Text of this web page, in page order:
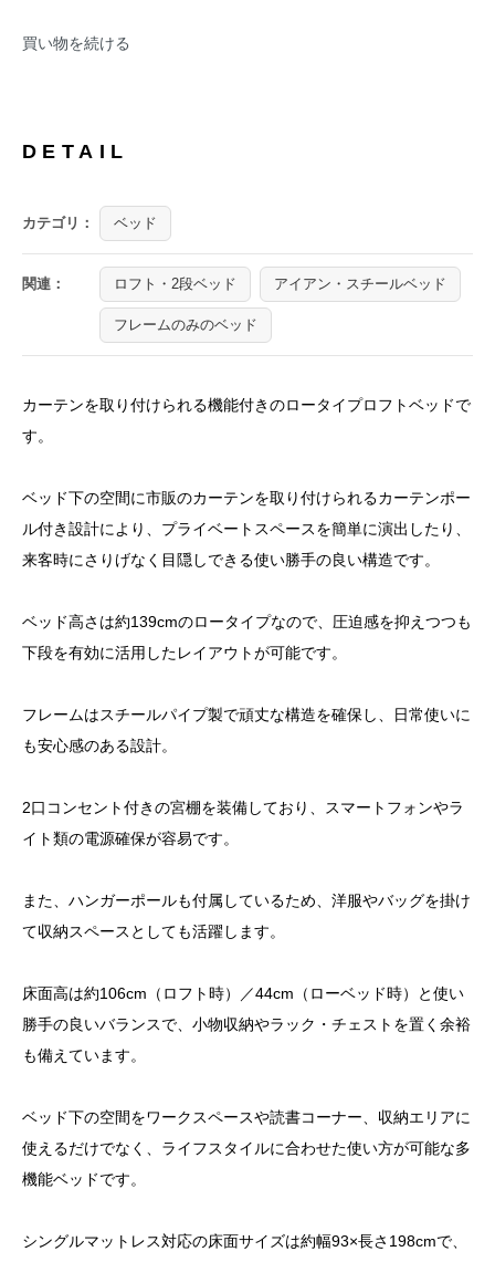
買い物を続ける
DETAIL
カテゴリ： ベッド
関連： ロフト・2段ベッド アイアン・スチールベッド
フレームのみのベッド
カーテンを取り付けられる機能付きのロータイプロフトベッドで
す。
ベッド下の空間に市販のカーテンを取り付けられるカーテンポー
ル付き設計により、プライベートスペースを簡単に演出したり、
来客時にさりげなく目隠しできる使い勝手の良い構造です。
ベッド高さは約139cmのロータイプなので、圧迫感を抑えつつも
下段を有効に活用したレイアウトが可能です。
フレームはスチールパイプ製で頑丈な構造を確保し、日常使いに
も安心感のある設計。
2口コンセント付きの宮棚を装備しており、スマートフォンやラ
イト類の電源確保が容易です。
また、ハンガーポールも付属しているため、洋服やバッグを掛け
て収納スペースとしても活躍します。
床面高は約106cm（ロフト時）／44cm（ローベッド時）と使い
勝手の良いバランスで、小物収納やラック・チェストを置く余裕
も備えています。
ベッド下の空間をワークスペースや読書コーナー、収納エリアに
使えるだけでなく、ライフスタイルに合わせた使い方が可能な多
機能ベッドです。
シングルマットレス対応の床面サイズは約幅93×長さ198cmで、